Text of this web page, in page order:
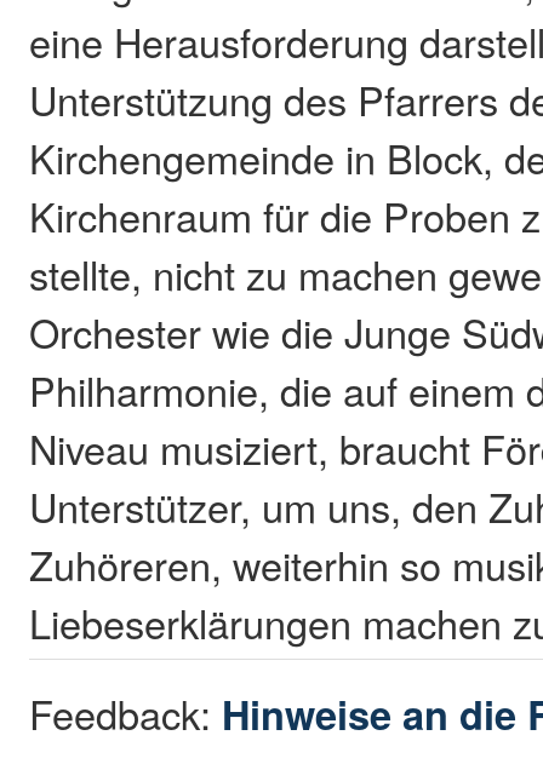
eine Herausforderung
Unterstützung des Pfarrers
Kirchengemeinde in Block,
Kirchenraum für die Proben
stellte, nicht zu machen
Orchester wie die Junge
Philharmonie, die auf einem
Niveau musiziert, braucht
Unterstützer, um uns, den
Zuhöreren, weiterhin so
Liebeserklärungen machen
Feedback: Hinweise an die